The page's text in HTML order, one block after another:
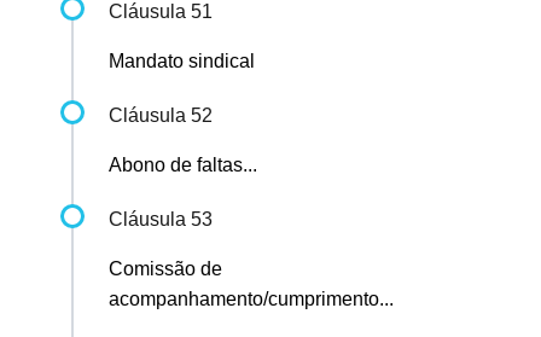
Cláusula 51
Mandato sindical
Cláusula 52
Abono de faltas...
Cláusula 53
Comissão de
acompanhamento/cumprimento...